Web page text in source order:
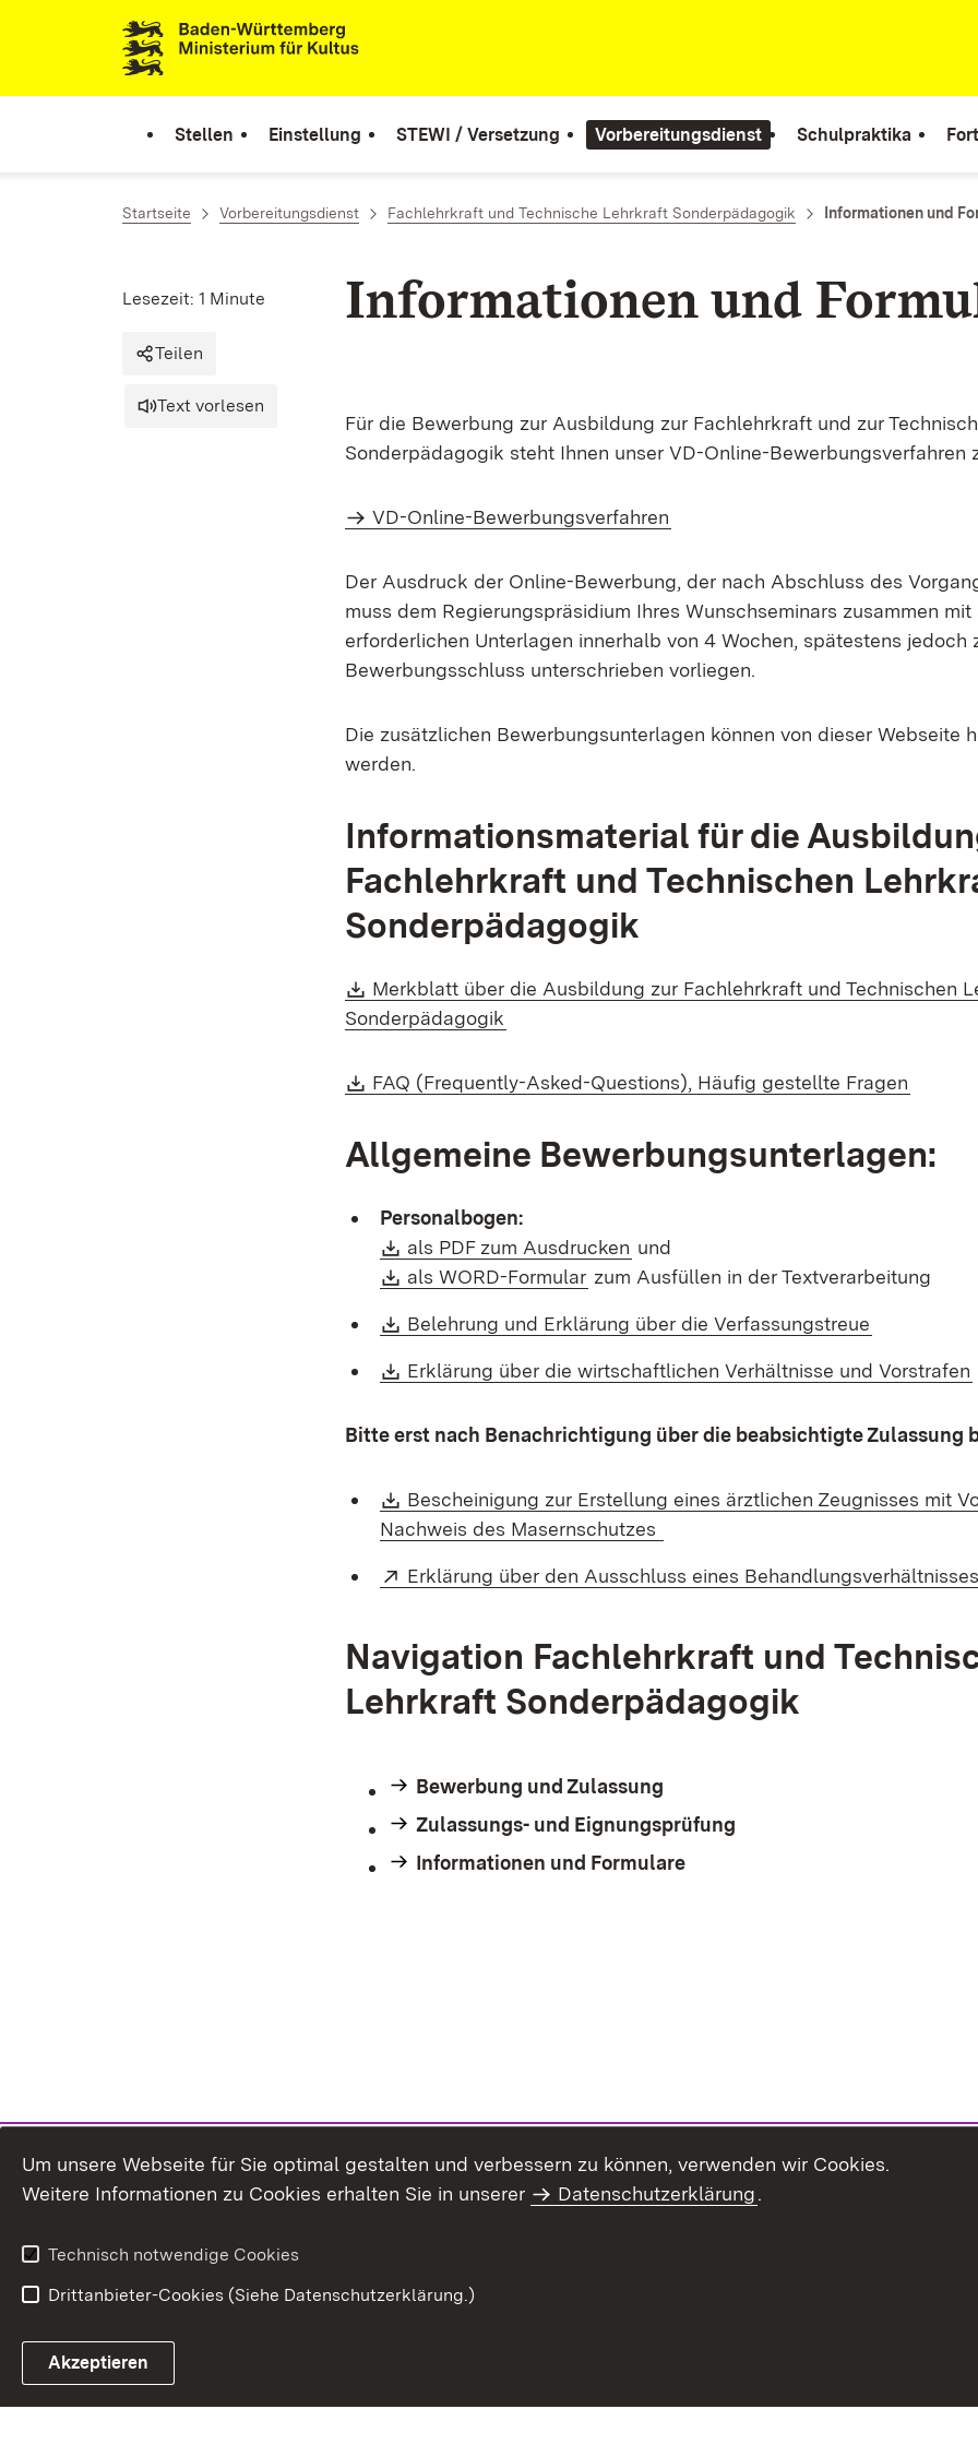
Zum Inhalt springen
Link zur Startseite
Stellen Einstellung STEWI / Versetzung Vorbereitungsdienst Schulpraktika
Startseite Vorbereitungsdienst Fachlehrkraft und Technische Lehrkraft Sonderpädagogik Informationen und
Informationen und
Lesezeit: 1 Minute
Teilen
Text vorlesen
Für die Bewerbung zur Ausbildung zur Fachlehrkraft und zur
Sonderpädagogik steht Ihnen unser VD-Online-Bewerbungsverfahren
VD-Online-Bewerbungsverfahren
Der Ausdruck der Online-Bewerbung, der nach Abschluss des
muss dem Regierungspräsidium Ihres Wunschseminars zusammen mit
erforderlichen Unterlagen innerhalb von 4 Wochen, spätestens jedoch
Bewerbungsschluss unterschrieben vorliegen.
Die zusätzlichen Bewerbungsunterlagen können von dieser Webseite
werden.
Informationsmaterial für die
Fachlehrkraft und Technischen
Sonderpädagogik
Download:
Merkblatt über die Ausbildung zur Fachlehrkraft und Technischen
Sonderpädagogik
Download:
FAQ (Frequently-Asked-Questions), Häufig gestellte Fragen
Allgemeine Bewerbungsunterlagen:
Personalbogen:
Download:
als PDF zum Ausdrucken (Öffnet in neuem Fenster)
und
Download:
als WORD-Formular (Öffnet in neuem Fenster)
zum Ausfüllen in der Textverarbeitung
Download:
Belehrung und Erklärung über die Verfassungstreue
Download:
Erklärung über die wirtschaftlichen Verhältnisse und Vorstrafen
Bitte erst nach Benachrichtigung über die beabsichtigte Zulassung
Download:
Bescheinigung zur Erstellung eines ärztlichen Zeugnisses mit
Nachweis des Masernschutzes
Extern:
Erklärung über den Ausschluss eines Behandlungsverhältnisses
Navigation Fachlehrkraft und
Lehrkraft Sonderpädagogik
Bewerbung und Zulassung
Zulassungs- und Eignungsprüfung
Informationen und Formulare
Um unsere Webseite für Sie optimal gestalten und verbessern zu können, verwenden wir Cookies.
Weitere Informationen zu Cookies erhalten Sie in unserer
Datenschutzerklärung.
Technisch notwendige Cookies
Drittanbieter-Cookies (Siehe Datenschutzerklärung.)
Akzeptieren